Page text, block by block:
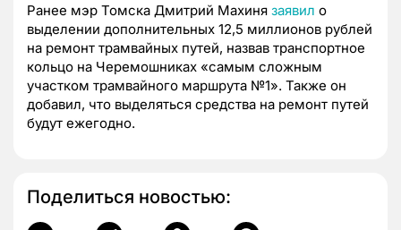
Ранее мэр Томска Дмитрий Махиня заявил о
выделении дополнительных 12,5 миллионов рублей
на ремонт трамвайных путей, назвав транспортное
кольцо на Черемошниках «самым сложным
участком трамвайного маршрута №1». Также он
добавил, что выделяться средства на ремонт путей
будут ежегодно.
Поделиться новостью: